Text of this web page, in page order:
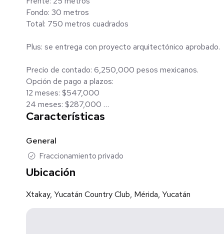
Fondo: 30 metros
Total: 750 metros cuadrados
Plus: se entrega con proyecto arquitectónico aprobado.
Precio de contado: 6,250,000 pesos mexicanos.
Opción de pago a plazos:
12 meses: $547,000
24 meses: $287,000
36 meses: $199,900
____
Información sujeta a cambio de precio, de disponibilidad
Las imágenes son ilustrativas para formar una idea
digitalmente, ser renderizadas y puede haber cambios
Artículos decorativos, mobiliario y / o accesorios no
Características
General
Fraccionamiento privado
Ubicación
Xtakay, Yucatán Country Club, Mérida, Yucatán